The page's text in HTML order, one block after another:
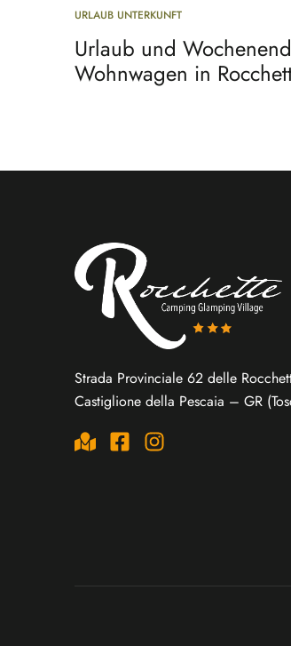
URLAUB UNTERKUNFT
Urlaub und
Wohnwagen in
Strada Provinciale 62 delle
Castiglione della Pescaia – GR